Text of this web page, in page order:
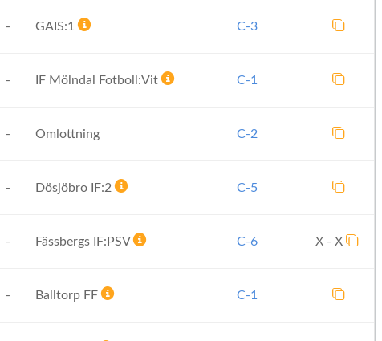
- GAIS:1 C-3
- IF Mölndal Fotboll:Vit C-1
- Omlottning C-2
- Dösjöbro IF:2 C-5
- Fässbergs IF:PSV C-6 X - X
- Balltorp FF C-1